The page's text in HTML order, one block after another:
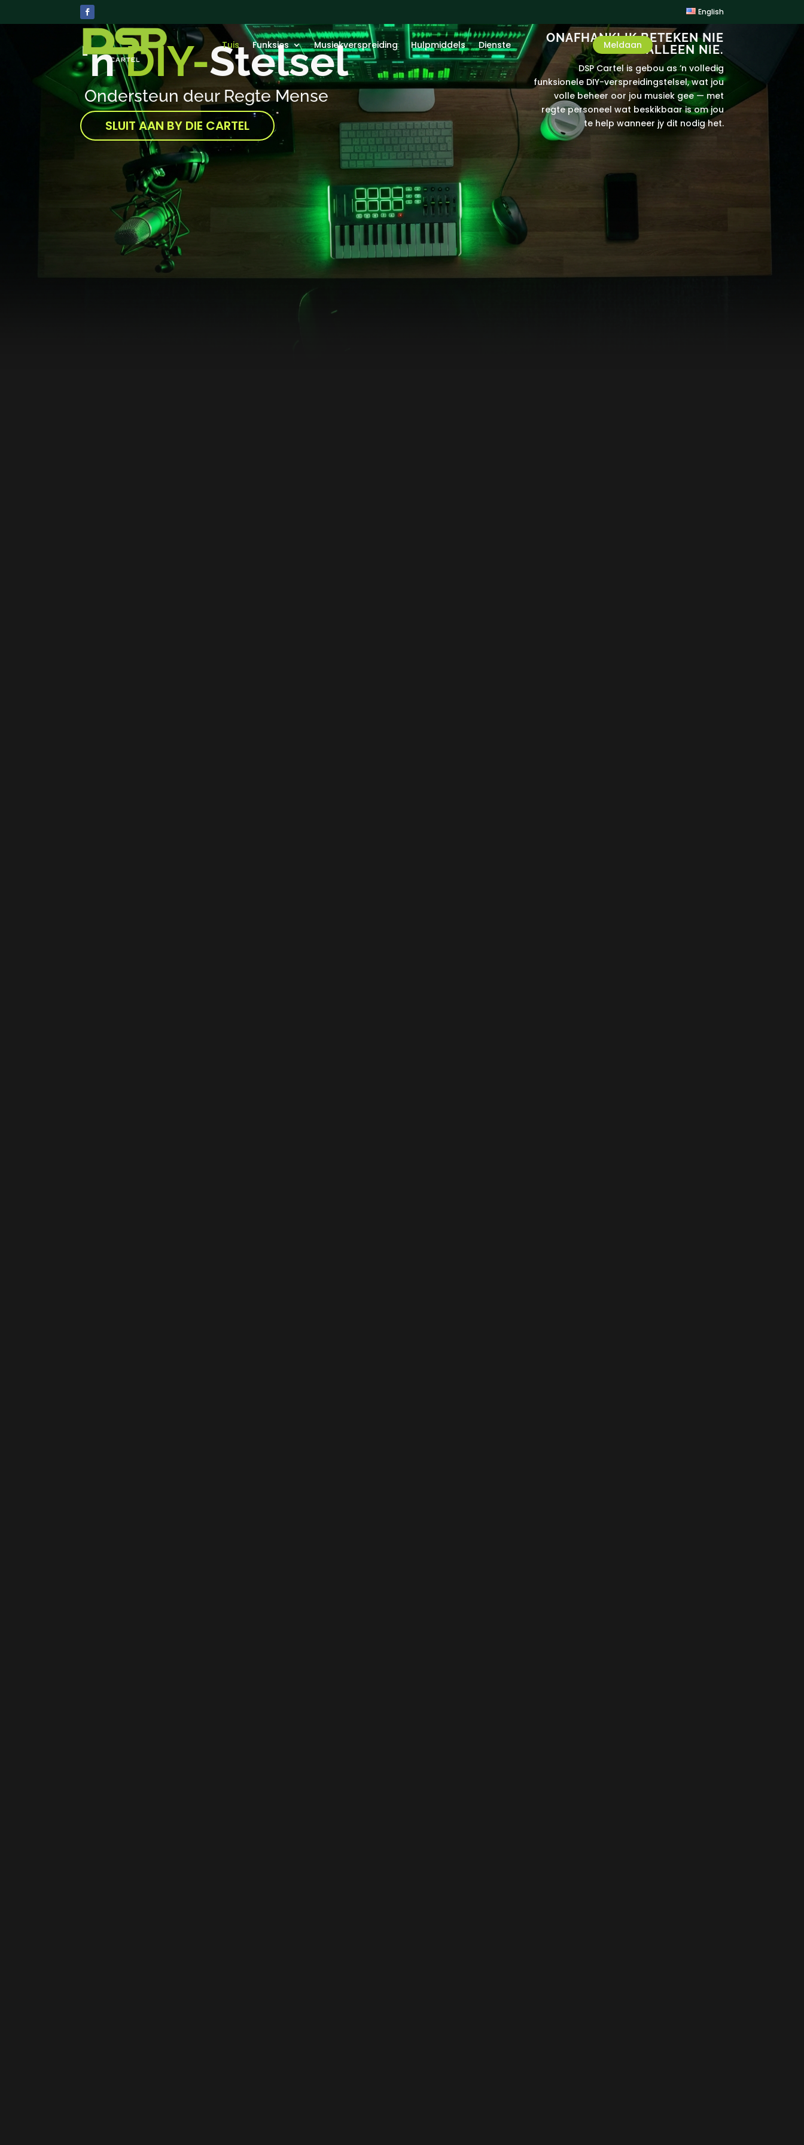
English
Tuis Funksies Musiekverspreiding Hulpmiddels Dienste Meldaan
'nDIY-Stelsel
Ondersteun deur Regte Mense
SLUIT AAN BY DIE CARTEL
ONAFHANKLIK BETEKEN NIE
ALLEEN NIE.
DSP Cartel is gebou as ’n volledig
funksionele DIY-verspreidingstelsel, wat jou
volle beheer oor jou musiek gee — met
regte personeel wat beskikbaar is om jou
te help wanneer jy dit nodig het.